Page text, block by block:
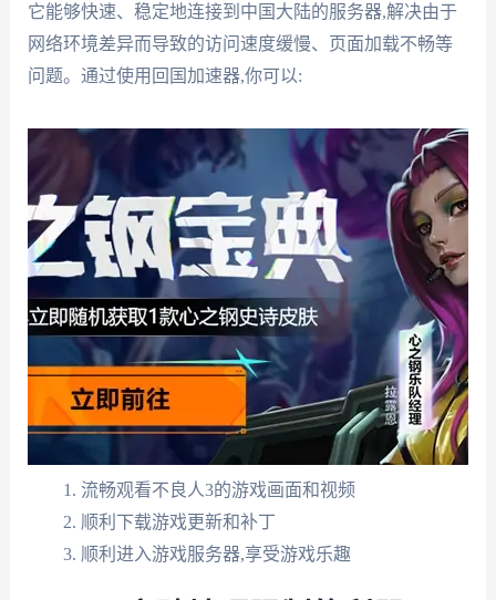
它能够快速、稳定地连接到中国大陆的服务器,解决由于
网络环境差异而导致的访问速度缓慢、页面加载不畅等
问题。通过使用回国加速器,你可以:
流畅观看不良人3的游戏画面和视频
顺利下载游戏更新和补丁
顺利进入游戏服务器,享受游戏乐趣